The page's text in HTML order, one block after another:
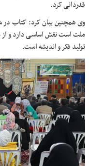
قدردانی کرد.
وی همچنین بیان کرد: کتاب
ملت است نقش اساسی دارد و از
تولید فکر و اندیشه است.